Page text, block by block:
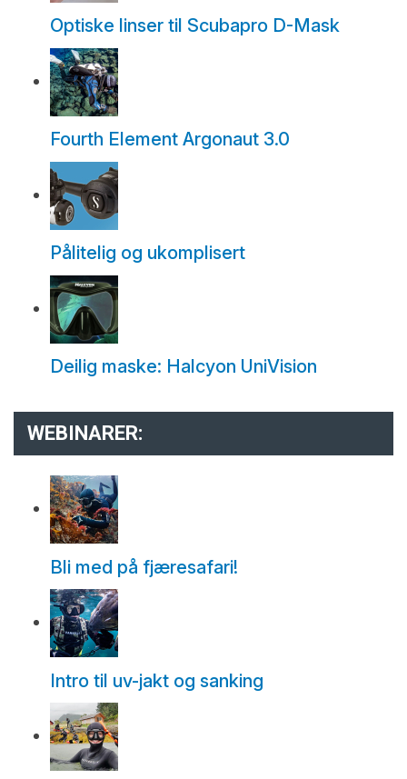
Optiske linser til Scubapro D-Mask
Fourth Element Argonaut 3.0
Pålitelig og ukomplisert
Deilig maske: Halcyon UniVision
WEBINARER:
Bli med på fjæresafari!
Intro til uv-jakt og sanking